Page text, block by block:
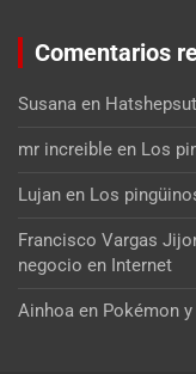
Comentarios
Susana en
mr increible en Los
Lujan en Los
Francisco Vargas
negocio en Internet
Ainhoa en Pokémon